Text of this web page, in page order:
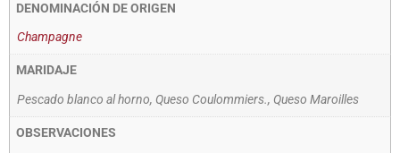
DENOMINACIÓN DE ORIGEN
Champagne
MARIDAJE
Pescado blanco al horno, Queso Coulommiers., Queso Maroilles
OBSERVACIONES